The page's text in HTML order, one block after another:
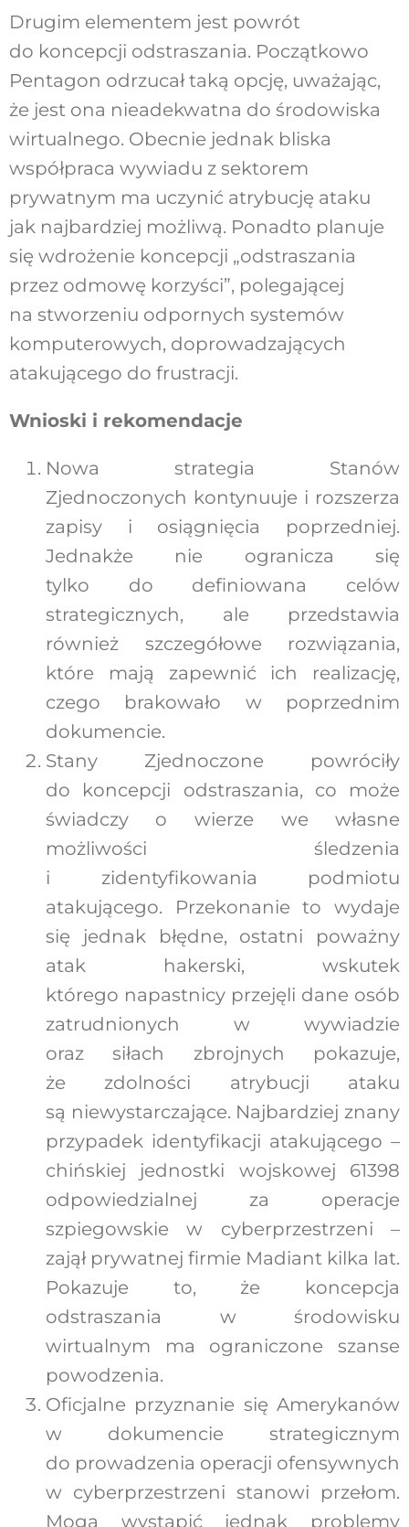
Drugim elementem jest powrót
do koncepcji odstraszania. Początkowo
Pentagon odrzucał taką opcję, uważając,
że jest ona nieadekwatna do środowiska
wirtualnego. Obecnie jednak bliska
współpraca wywiadu z sektorem
prywatnym ma uczynić atrybucję ataku
jak najbardziej możliwą. Ponadto planuje
się wdrożenie koncepcji „odstraszania
przez odmowę korzyści”, polegającej
na stworzeniu odpornych systemów
komputerowych, doprowadzających
atakującego do frustracji.
Wnioski i rekomendacje
Nowa strategia Stanów
Zjednoczonych kontynuuje i rozszerza
zapisy i osiągnięcia poprzedniej.
Jednakże nie ogranicza się
tylko do definiowana celów
strategicznych, ale przedstawia
również szczegółowe rozwiązania,
które mają zapewnić ich realizację,
czego brakowało w poprzednim
dokumencie.
Stany Zjednoczone powróciły
do koncepcji odstraszania, co może
świadczy o wierze we własne
możliwości śledzenia
i zidentyfikowania podmiotu
atakującego. Przekonanie to wydaje
się jednak błędne, ostatni poważny
atak hakerski, wskutek
którego napastnicy przejęli dane osób
zatrudnionych w wywiadzie
oraz siłach zbrojnych pokazuje,
że zdolności atrybucji ataku
są niewystarczające. Najbardziej znany
przypadek identyfikacji atakującego –
chińskiej jednostki wojskowej 61398
odpowiedzialnej za operacje
szpiegowskie w cyberprzestrzeni –
zajął prywatnej firmie Madiant kilka lat.
Pokazuje to, że koncepcja
odstraszania w środowisku
wirtualnym ma ograniczone szanse
powodzenia.
Oficjalne przyznanie się Amerykanów
w dokumencie strategicznym
do prowadzenia operacji ofensywnych
w cyberprzestrzeni stanowi przełom.
Mogą wystąpić jednak problemy